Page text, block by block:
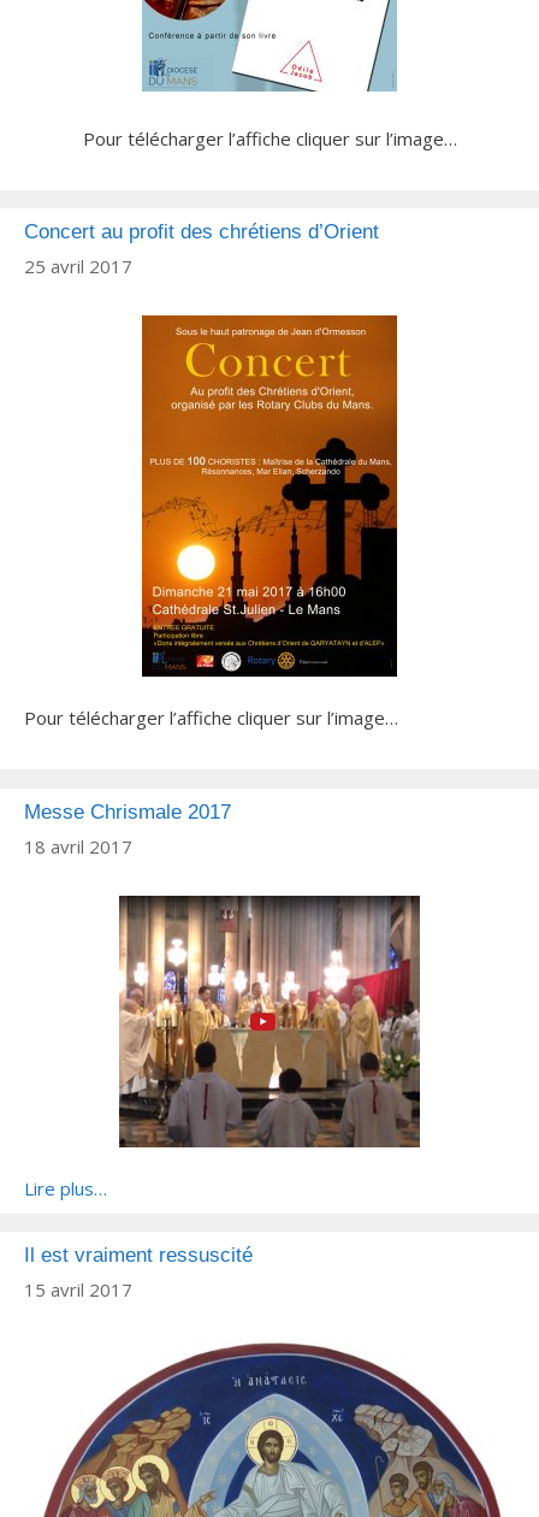
Pour télécharger l’affiche cliquer sur l’image…
Concert au profit des chrétiens d’Orient
25 avril 2017
Pour télécharger l’affiche cliquer sur l’image…
Messe Chrismale 2017
18 avril 2017
Lire plus…
Il est vraiment ressuscité
15 avril 2017